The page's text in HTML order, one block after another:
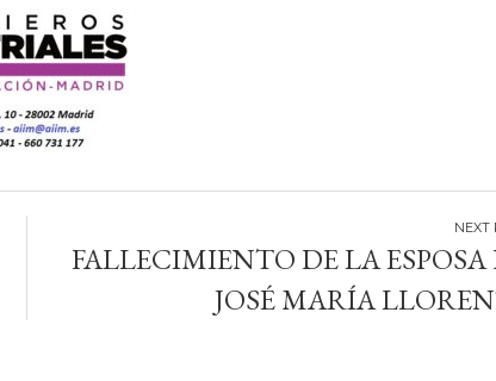
FALLECIMIENTO DE LA ESPOSA
JOSÉ MARÍA